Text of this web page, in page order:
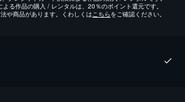
る作品の購入 / レンタルは、20％のポイント還元です。
や商品があります。くわしくはこちらをご確認ください。